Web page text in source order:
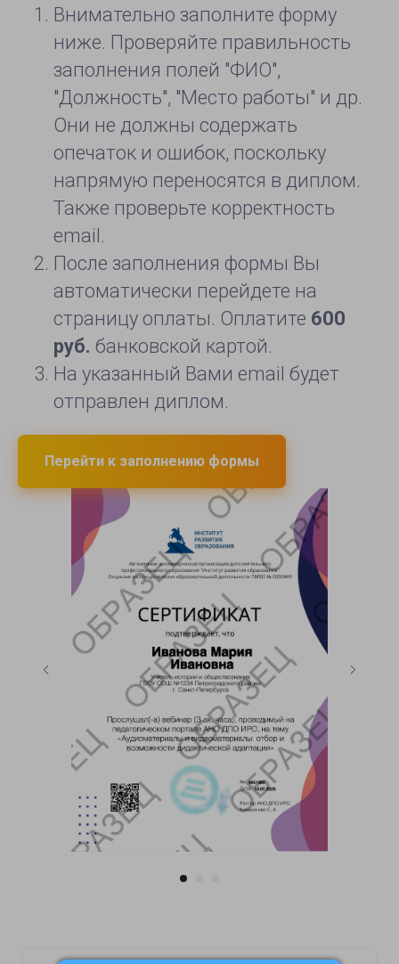
Внимательно заполните форму
ниже. Проверяйте правильность
заполнения полей "ФИО",
"Должность", "Место работы" и др.
Они не должны содержать
опечаток и ошибок, поскольку
напрямую переносятся в диплом.
Также проверьте корректность
email.
После заполнения формы Вы
автоматически перейдете на
страницу оплаты. Оплатите 600
руб. банковской картой.
На указанный Вами email будет
отправлен диплом.
Перейти к заполнению формы